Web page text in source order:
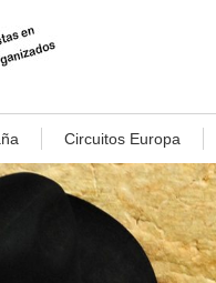
Circuitos Europa